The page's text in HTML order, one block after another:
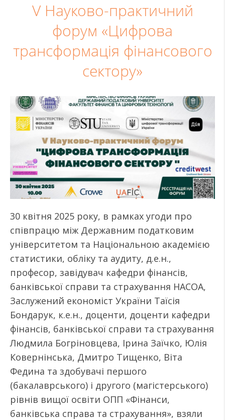
V Науково-практичний
форум «Цифрова
трансформація фінансового
сектору»
30 квітня 2025 року, в рамках угоди про
співпрацю між Державним податковим
університетом та Національною академією
статистики, обліку та аудиту, д.е.н.,
професор, завідувач кафедри фінансів,
банківської справи та страхування НАСОА,
Заслужений економіст України Таїсія
Бондарук, к.е.н., доценти, доценти кафедри
фінансів, банківської справи та страхування
Людмила Богріновцева, Ірина Заїчко, Юлія
Ковернінська, Дмитро Тищенко, Віта
Федина та здобувачі першого
(бакалаврського) і другого (магістерського)
рівнів вищої освіти ОПП «Фінанси,
банківська справа та страхування», взяли